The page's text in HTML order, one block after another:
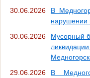
30.06.2026
В
нарушении
30.06.2026
Мусорный
29.06.2026
В